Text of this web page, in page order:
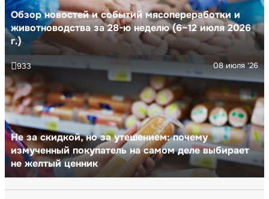
Обзор новостей и событий мясопереработки и
животноводства за 28-ю неделю (6–12 июля 2026
г.)
Не за скидкой, но за утешением: почему
измученный покупатель на самом деле выбирает
не желтый ценник
08 июля '26
933